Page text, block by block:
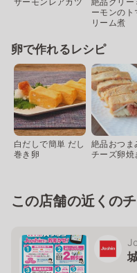
ーモンのト
リーム煮
卵で作れるレシピ
白だしで簡単 だし
巻き卵
絶品おつま
チーズ卵焼
この店舗の近くの